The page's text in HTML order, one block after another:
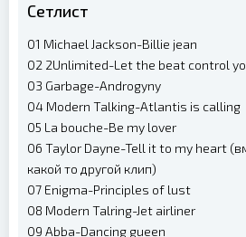
Сетлист
01 Michael Jackson-Billie jean
02 2Unlimited-Let the beat control
03 Garbage-Androgyny
04 Modern Talking-Atlantis is calling
05 La bouche-Be my lover
06 Taylor Dayne-Tell it to my heart
какой то другой клип)
07 Enigma-Principles of lust
08 Modern Talring-Jet airliner
09 Abba-Dancing gueen